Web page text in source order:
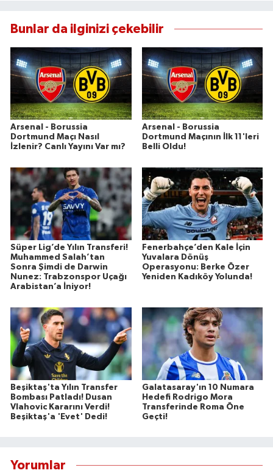
Bunlar da ilginizi çekebilir
Arsenal - Borussia
Dortmund Maçı Nasıl
İzlenir? Canlı Yayını Var mı?
Arsenal - Borussia
Dortmund Maçının İlk 11'leri
Belli Oldu!
Süper Lig’de Yılın Transferi!
Muhammed Salah’tan
Sonra Şimdi de Darwin
Nunez: Trabzonspor Uçağı
Arabistan’a İniyor!
Fenerbahçe’den Kale İçin
Yuvalara Dönüş
Operasyonu: Berke Özer
Yeniden Kadıköy Yolunda!
Beşiktaş'ta Yılın Transfer
Bombası Patladı! Dusan
Vlahovic Kararını Verdi!
Beşiktaş'a 'Evet' Dedi!
Galatasaray'ın 10 Numara
Hedefi Rodrigo Mora
Transferinde Roma Öne
Geçti!
Yorumlar